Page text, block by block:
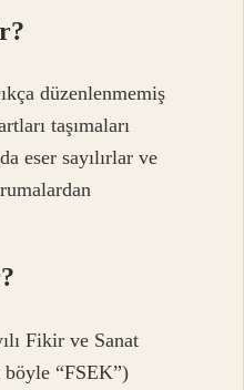
düzenlenmemiş
taşımaları
eser sayılırlar ve
Fikir ve Sanat
“FSEK”)